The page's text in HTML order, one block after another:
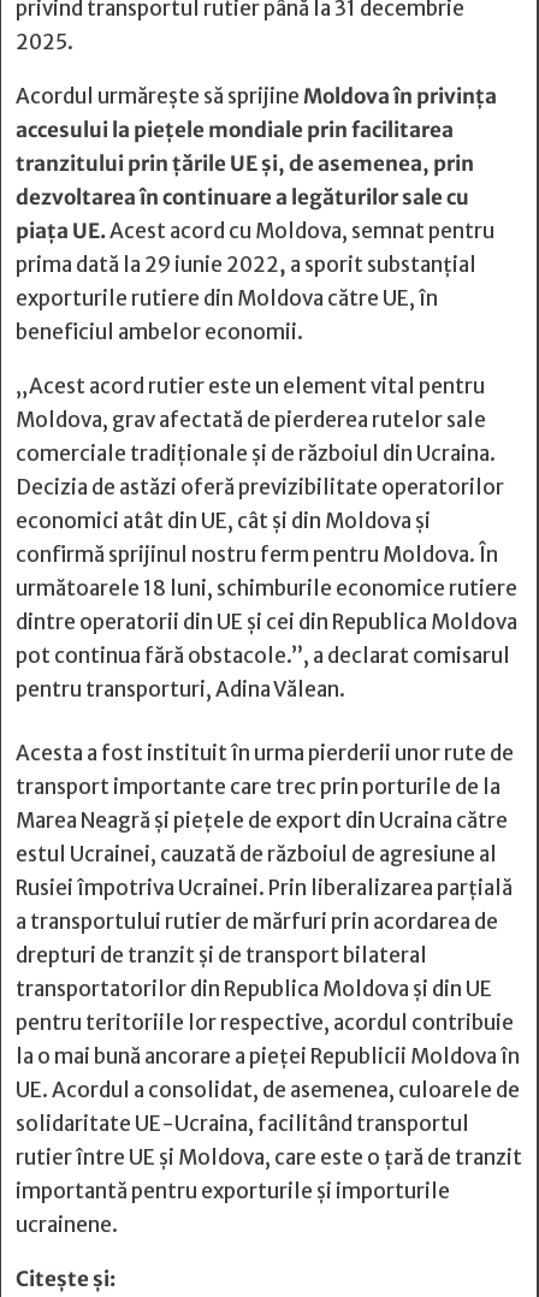
privind transportul rutier până la 31 decembrie
2025.
Acordul urmărește să sprijineMoldova în privința
accesului la piețele mondiale prin facilitarea
tranzitului prin țările UE și, de asemenea, prin
dezvoltarea în continuare a legăturilor sale cu
piața UE.Acest acord cu Moldova, semnat pentru
prima dată la 29 iunie 2022, a sporit substanțial
exporturile rutiere din Moldova către UE, în
beneficiul ambelor economii.
„Acest acord rutier este un element vital pentru
Moldova, grav afectată de pierderea rutelor sale
comerciale tradiționale și de războiul din Ucraina.
Decizia de astăzi oferă previzibilitate operatorilor
economici atât din UE, cât și din Moldova și
confirmă sprijinul nostru ferm pentru Moldova. În
următoarele 18 luni, schimburile economice rutiere
dintre operatorii din UE și cei din Republica Moldova
pot continua fără obstacole.”, a declarat comisarul
pentru transporturi, Adina Vălean.
Acesta a fost instituit în urma pierderii unor rute de
transport importante care trec prin porturile de la
Marea Neagră și piețele de export din Ucraina către
estul Ucrainei, cauzată de războiul de agresiune al
Rusiei împotriva Ucrainei. Prin liberalizarea parțială
a transportului rutier de mărfuri prin acordarea de
drepturi de tranzit și de transport bilateral
transportatorilor din Republica Moldova și din UE
pentru teritoriile lor respective, acordul contribuie
la o mai bună ancorare a pieței Republicii Moldova în
UE. Acordul a consolidat, de asemenea, culoarele de
solidaritate UE-Ucraina, facilitând transportul
rutier între UE și Moldova, care este o țară de tranzit
importantă pentru exporturile și importurile
ucrainene.
Citește și: